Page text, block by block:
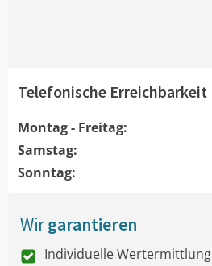
Telefonische Erreichbarkeit
Montag - Freitag:
Samstag:
Sonntag:
Wirgarantieren
Individuelle Wertermittlung